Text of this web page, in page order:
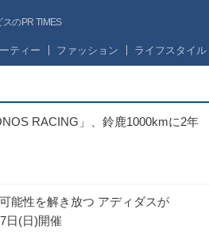
のPR TIMES
ティー ファッション ライフスタイル
RACING」、鈴鹿1000kmに2年
能性を解き放つ アディダスが
日(日)開催